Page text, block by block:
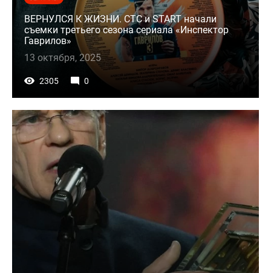
ВЕРНУЛСЯ К ЖИЗНИ. СТС и START начали
съемки третьего сезона сериала «Инспектор
Гаврилов»
13 октября, 2025
2305 0